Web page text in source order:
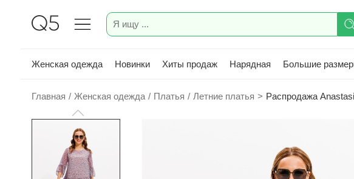
Женская одежда Новинки Хиты продаж Нарядная Большие
Главная / Женская одежда / Платья / Летние платья > Распродажа